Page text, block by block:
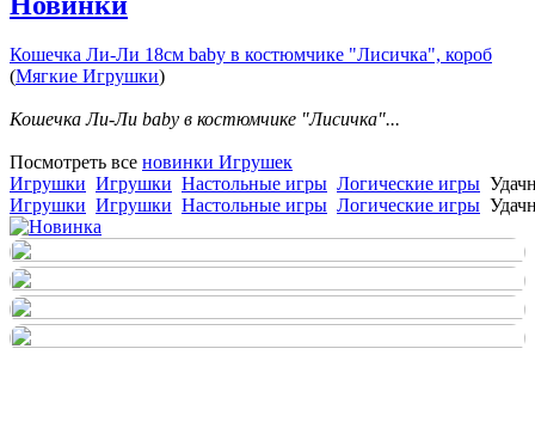
Кошечка Ли-Ли 18см baby в костюмчике "Лисичка", короб
(Мягкие Игрушки)
Кошечка Ли-Ли baby в костюмчике "Лисичка"...
Посмотреть все новинки Игрушек
Игрушки Игрушки Настольные игры Логические игры
Игрушки Игрушки Настольные игры Логические игры